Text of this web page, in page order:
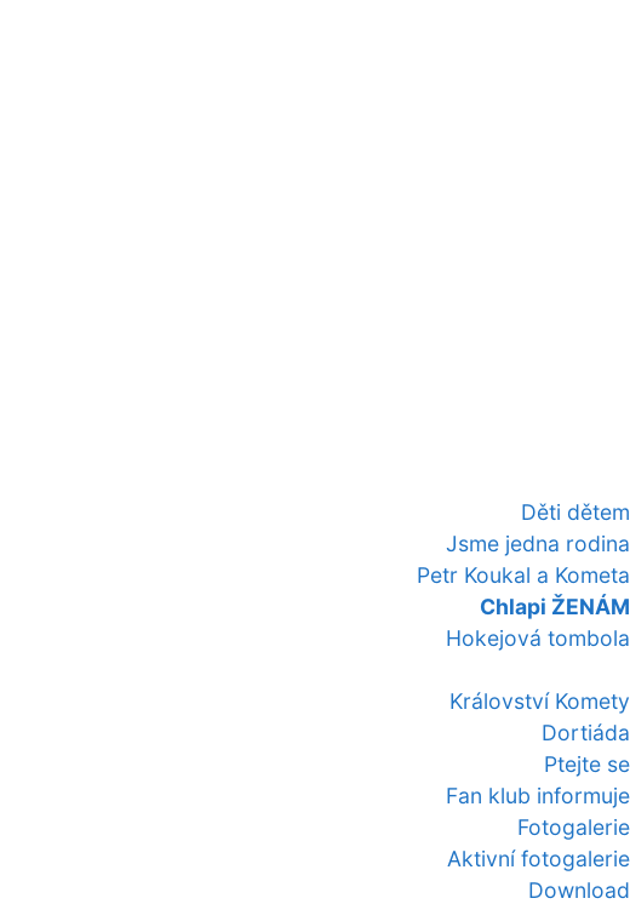
Děti dětem
Jsme jedna rodina
Petr Koukal a Kometa
Chlapi ŽENÁM
Hokejová tombola
Království Komety
Dortiáda
Ptejte se
Fan klub informuje
Fotogalerie
Aktivní fotogalerie
Download